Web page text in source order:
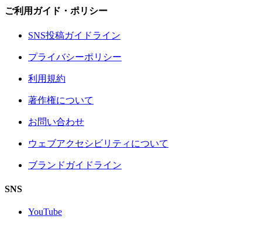
ご利用ガイド・ポリシー
SNS投稿ガイドライン
プライバシーポリシー
利用規約
著作権について
お問い合わせ
ウェブアクセシビリティについて
ブランドガイドライン
SNS
YouTube